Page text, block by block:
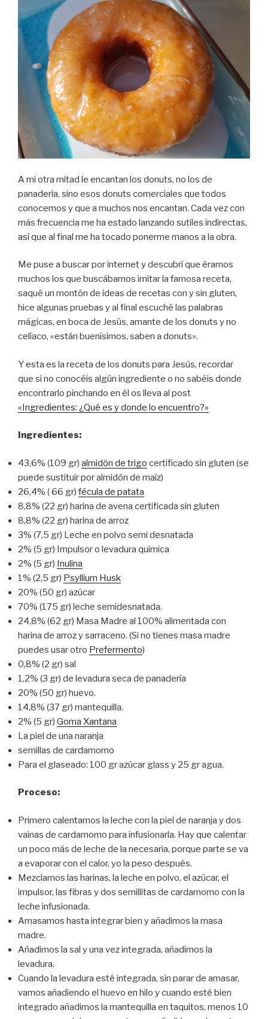
A mi otra mitad le encantan los donuts, no los de
panadería, sino esos donuts comerciales que todos
conocemos y que a muchos nos encantan. Cada vez con
más frecuencia me ha estado lanzando sutiles indirectas,
así que al final me ha tocado ponerme manos a la obra.
Me puse a buscar por internet y descubrí que éramos
muchos los que buscábamos imitar la famosa receta,
saqué un montón de ideas de recetas con y sin gluten,
hice algunas pruebas y al final escuché las palabras
mágicas, en boca de Jesús, amante de los donuts y no
celíaco, «están buenísimos, saben a donuts».
Y esta es la receta de los donuts para Jesús, recordar
que si no conocéis algún ingrediente o no sabéis donde
encontrarlo pinchando en él os lleva al post
«Ingredientes: ¿Qué es y donde lo encuentro?»
Ingredientes:
43,6% (109 gr) almidón de trigo certificado sin gluten (se
puede sustituir por almidón de maíz)
26,4% ( 66 gr) fécula de patata
8,8% (22 gr) harina de avena certificada sin gluten
8,8% (22 gr) harina de arroz
3% (7,5 gr) Leche en polvo semi desnatada
2% (5 gr) Impulsor o levadura química
2% (5 gr) Inulina
1% (2,5 gr) Psyllium Husk
20% (50 gr) azúcar
70% (175 gr) leche semidesnatada.
24,8% (62 gr) Masa Madre al 100% alimentada con
harina de arroz y sarraceno. (Si no tienes masa madre
puedes usar otro Prefermento)
0,8% (2 gr) sal
1,2% (3 gr) de levadura seca de panadería
20% (50 gr) huevo.
14,8% (37 gr) mantequilla.
2% (5 gr) Goma Xantana
La piel de una naranja
semillas de cardamomo
Para el glaseado: 100 gr azúcar glass y 25 gr agua.
Proceso:
Primero calentamos la leche con la piel de naranja y dos
vainas de cardamomo para infusionarla. Hay que calentar
un poco más de leche de la necesaria, porque parte se va
a evaporar con el calor, yo la peso después.
Mezclamos las harinas, la leche en polvo, el azúcar, el
impulsor, las fibras y dos semillitas de cardamomo con la
leche infusionada.
Amasamos hasta integrar bien y añadimos la masa
madre.
Añadimos la sal y una vez integrada, añadimos la
levadura.
Cuando la levadura esté integrada, sin parar de amasar,
vamos añadiendo el huevo en hilo y cuando esté bien
integrado añadimos la mantequilla en taquitos, menos 10